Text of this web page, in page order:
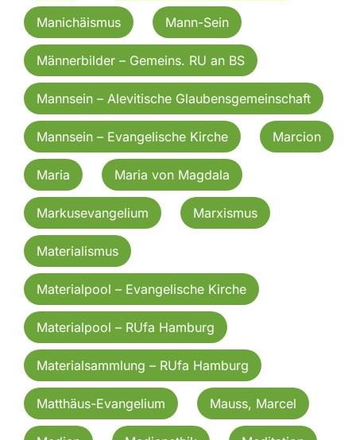
Manichäismus Mann-Sein
Männerbilder – Gemeins. RU an BS
Mannsein – Alevitische Glaubensgemeinschaft
Mannsein – Evangelische Kirche Marcion
Maria Maria von Magdala
Markusevangelium Marxismus
Materialismus
Materialpool – Evangelische Kirche
Materialpool – RUfa Hamburg
Materialsammlung – RUfa Hamburg
Matthäus-Evangelium Mauss, Marcel